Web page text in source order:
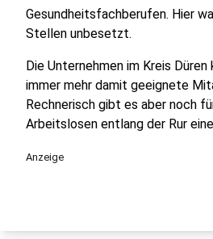
Gesundheitsfachberufen. Hier
Stellen unbesetzt.
Die Unternehmen im Kreis
immer mehr damit geeignete
Rechnerisch gibt es aber noch
Arbeitslosen entlang der Rur
Anzeige